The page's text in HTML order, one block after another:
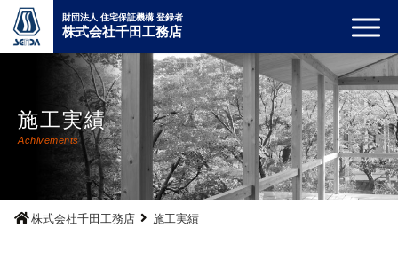
財団法人 住宅保証機構 登録者
株式会社千田工務店
施工実績
Achivements
株式会社千田工務店 施工実績